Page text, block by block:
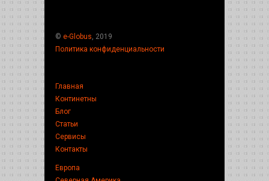
© e-Globus , 2019
Политика конфиденциальности
Главная
Континетны
Блог
Статьи
Сервисы
Контакты
Европа